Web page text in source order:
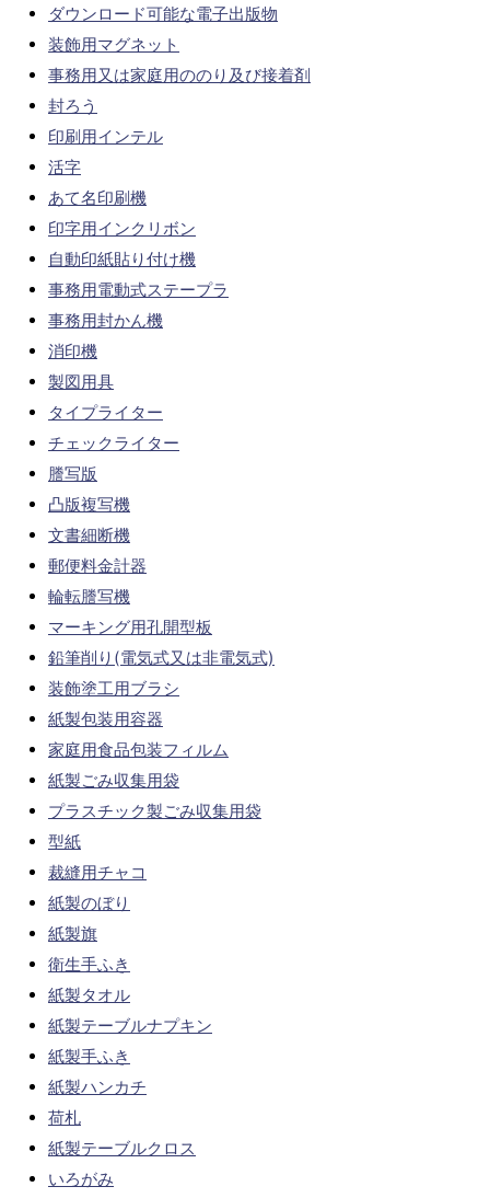
ダウンロード可能な電子出版物
装飾用マグネット
事務用又は家庭用ののり及び接着剤
封ろう
印刷用インテル
活字
あて名印刷機
印字用インクリボン
自動印紙貼り付け機
事務用電動式ステープラ
事務用封かん機
消印機
製図用具
タイプライター
チェックライター
謄写版
凸版複写機
文書細断機
郵便料金計器
輪転謄写機
マーキング用孔開型板
鉛筆削り(電気式又は非電気式)
装飾塗工用ブラシ
紙製包装用容器
家庭用食品包装フィルム
紙製ごみ収集用袋
プラスチック製ごみ収集用袋
型紙
裁縫用チャコ
紙製のぼり
紙製旗
衛生手ふき
紙製タオル
紙製テーブルナプキン
紙製手ふき
紙製ハンカチ
荷札
紙製テーブルクロス
いろがみ